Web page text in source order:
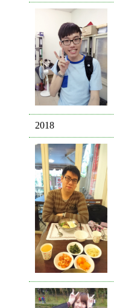
2018